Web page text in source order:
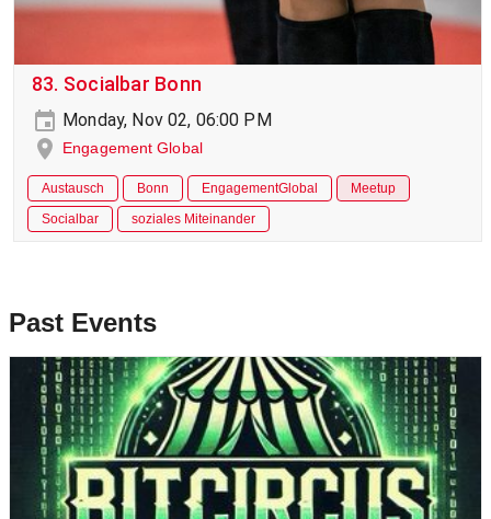
83. Socialbar Bonn
Monday, Nov 02, 06:00 PM
Engagement Global
Austausch Bonn EngagementGlobal
Meetup
Socialbar
soziales Miteinander
Past Events